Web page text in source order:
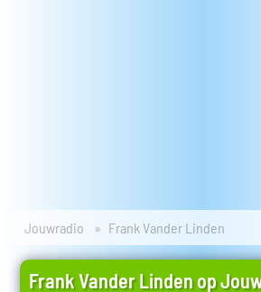
Jouwradio Frank Vander Linden
Frank Vander Linden op